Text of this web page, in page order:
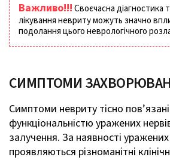
Важливо!!!Своєчасна діагностика
лікування невриту можуть значно
подолання цього неврологічного
СИМПТОМИ
Симптоми невриту тісно
функціональністю уражених
залучення. За наявності
проявляються різноманітні